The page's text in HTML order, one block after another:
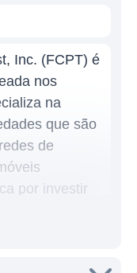
Inc. (FCPT) é
nos
na
que são
de
por investir
de alta
estáveis